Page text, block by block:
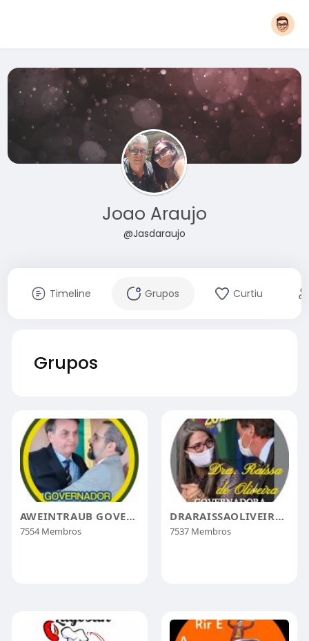
Joao Araujo
@Jasdaraujo
Timeline Grupos Curtiu
Grupos
AWEINTRAUB GOVERNADOR DE SÃO PAULO 2022
7554 Membros
DRARAISSAOLIVEIRAGOVERNADORABAHIA
7537 Membros